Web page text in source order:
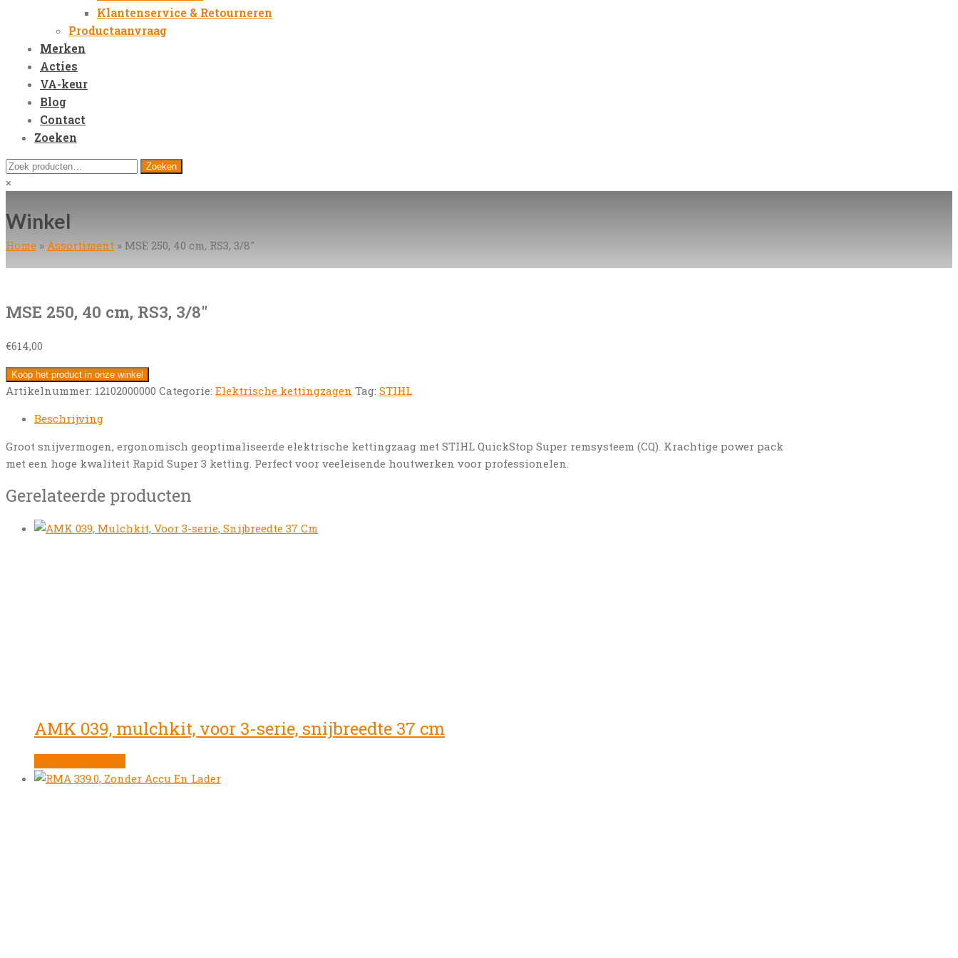
Klantenservice & Retourneren
Productaanvraag
Merken
Acties
VA-keur
Blog
Contact
Zoeken
Open
Mobile
Zoeken
naar:
Zoeken
×
Winkel
Home » Assortiment » MSE 250, 40 cm, RS3, 3/8″
MSE 250, 40 cm, RS3, 3/8″
€614,00
Koop het product in onze winkel
Artikelnummer: 12102000000 Categorie: Elektrische kettingzagen Tag: STIHL
Beschrijving
Groot snijvermogen, ergonomisch geoptimaliseerde elektrische kettingzaag met STIHL QuickStop Super remsysteem (CQ). Krachtige power pack
met een hoge kwaliteit Rapid Super 3 ketting. Perfect voor veeleisende houtwerken voor professionelen.
Gerelateerde producten
AMK 039, mulchkit, voor 3-serie, snijbreedte 37 cm